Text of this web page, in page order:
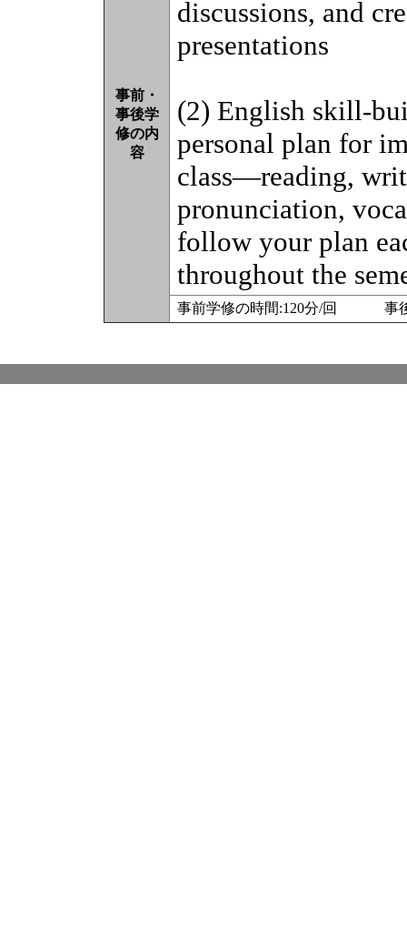
事前・
事後学
修の内
容
discussions, and
presentations
(2) English skill-
personal plan for
class—reading,
pronunciation,
follow your plan
throughout the
事前学修の時間:120分/回 事後